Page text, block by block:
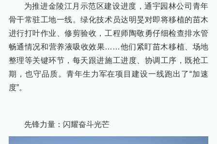
为推进金陵江月示范区建设进度，通宇园林公司青年
骨干常驻工地一线。绿化技术员达明旻对即将移植的苗木
进行打叶作业、修剪验收，工程师陶敬勇仔细检查排水管
畅通情况和营养液吸收效果……他们紧盯苗木移植、场地
整理等关键环节，每天跟进施工进度、协调工序，既抢工
期，也守品质。青年生力军在项目建设一线跑出了“加速
度”。
先锋力量：闪耀奋斗光芒